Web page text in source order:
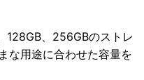
128GB、256GBのストレ
な用途に合わせた容量を